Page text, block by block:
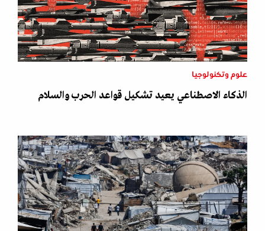
علوم وتكنولوجيا
الذكاء الاصطناعي يعيد تشكيل قواعد الحرب والسلام